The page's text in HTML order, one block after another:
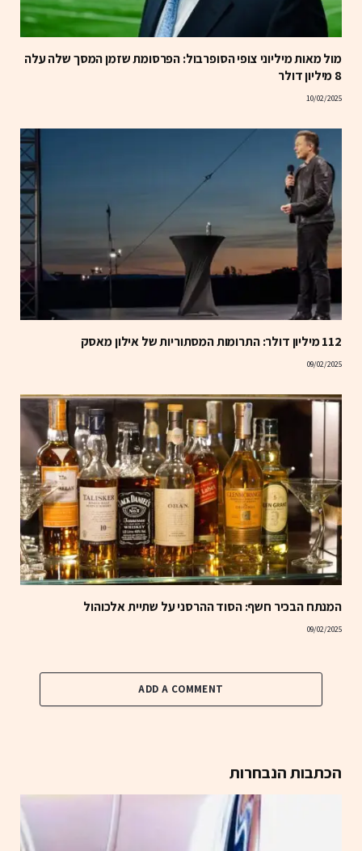
מול מאות מיליוני צופי הסופרבול: הפרסומת שזמן המסך שלה עלה
8 מיליון דולר
10/02/2025
112 מיליון דולר: התרומות המסתוריות של אילון מאסק
09/02/2025
המנתח הבכיר חשף: הסוד ההרסני על שתיית אלכוהול
09/02/2025
ADD A COMMENT
הכתבות הנבחרות